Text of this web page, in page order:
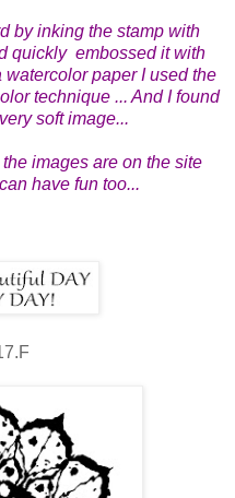
by inking the stamp with
quickly embossed it with
watercolor paper I used the
technique ... And I found
soft image...
images are on the site
have fun too...